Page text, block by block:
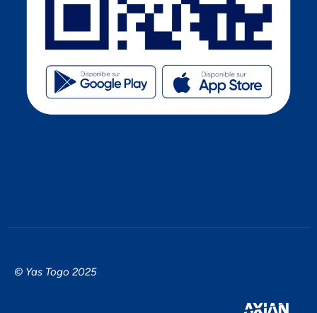
© Yas Togo 2025